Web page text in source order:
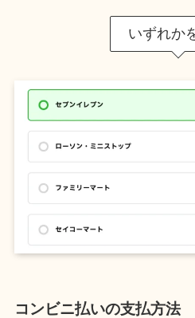
いずれか
コンビニ払いの支払方法